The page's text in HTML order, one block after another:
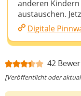
42
[Veröffentlicht oder
anderen
austauschen.
Digitale